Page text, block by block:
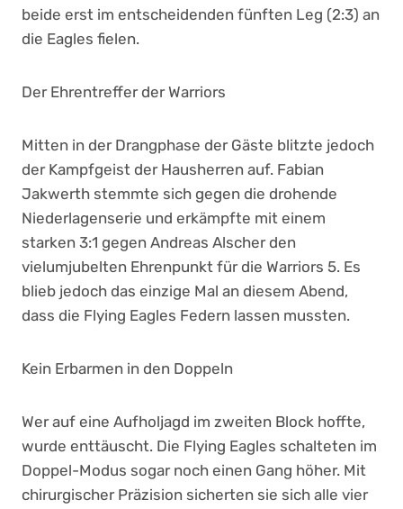
beide erst im entscheidenden fünften Leg (2:3) an
die Eagles fielen.
Der Ehrentreffer der Warriors
Mitten in der Drangphase der Gäste blitzte jedoch
der Kampfgeist der Hausherren auf. Fabian
Jakwerth stemmte sich gegen die drohende
Niederlagenserie und erkämpfte mit einem
starken 3:1 gegen Andreas Alscher den
vielumjubelten Ehrenpunkt für die Warriors 5. Es
blieb jedoch das einzige Mal an diesem Abend,
dass die Flying Eagles Federn lassen mussten.
Kein Erbarmen in den Doppeln
Wer auf eine Aufholjagd im zweiten Block hoffte,
wurde enttäuscht. Die Flying Eagles schalteten im
Doppel-Modus sogar noch einen Gang höher. Mit
chirurgischer Präzision sicherten sie sich alle vier